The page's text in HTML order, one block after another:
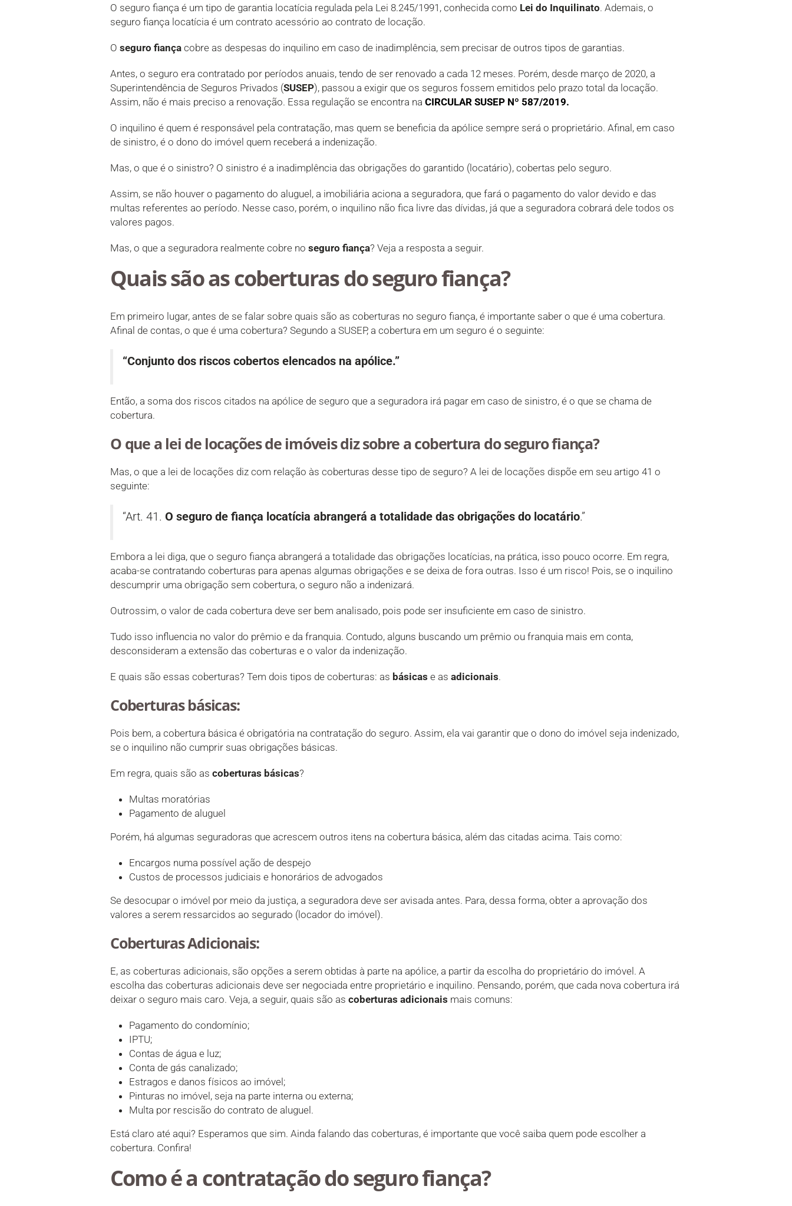
O seguro fiança é um tipo de garantia locatícia regulada pela Lei 8.245/1991, conhecida como Lei do Inquilinato. Ademais, o
seguro fiança locatícia é um contrato acessório ao contrato de locação.
O seguro fiança cobre as despesas do inquilino em caso de inadimplência, sem precisar de outros tipos de garantias.
Antes, o seguro era contratado por períodos anuais, tendo de ser renovado a cada 12 meses. Porém, desde março de 2020, a
Superintendência de Seguros Privados (SUSEP), passou a exigir que os seguros fossem emitidos pelo prazo total da locação.
Assim, não é mais preciso a renovação. Essa regulação se encontra na CIRCULAR SUSEP Nº 587/2019.
O inquilino é quem é responsável pela contratação, mas quem se beneficia da apólice sempre será o proprietário. Afinal, em caso
de sinistro, é o dono do imóvel quem receberá a indenização.
Mas, o que é o sinistro? O sinistro é a inadimplência das obrigações do garantido (locatário), cobertas pelo seguro.
Assim, se não houver o pagamento do aluguel, a imobiliária aciona a seguradora, que fará o pagamento do valor devido e das
multas referentes ao período. Nesse caso, porém, o inquilino não fica livre das dívidas, já que a seguradora cobrará dele todos os
valores pagos.
Mas, o que a seguradora realmente cobre no seguro fiança? Veja a resposta a seguir.
Quais são as coberturas do seguro fiança?
Em primeiro lugar, antes de se falar sobre quais são as coberturas no seguro fiança, é importante saber o que é uma cobertura.
Afinal de contas, o que é uma cobertura? Segundo a SUSEP, a cobertura em um seguro é o seguinte:
“Conjunto dos riscos cobertos elencados na apólice.”
Então, a soma dos riscos citados na apólice de seguro que a seguradora irá pagar em caso de sinistro, é o que se chama de
cobertura.
O que a lei de locações de imóveis diz sobre a cobertura do seguro fiança?
Mas, o que a lei de locações diz com relação às coberturas desse tipo de seguro? A lei de locações dispõe em seu artigo 41 o
seguinte:
“Art. 41. O seguro de fiança locatícia abrangerá a totalidade das obrigações do locatário.”
Embora a lei diga, que o seguro fiança abrangerá a totalidade das obrigações locatícias, na prática, isso pouco ocorre. Em regra,
acaba-se contratando coberturas para apenas algumas obrigações e se deixa de fora outras. Isso é um risco! Pois, se o inquilino
descumprir uma obrigação sem cobertura, o seguro não a indenizará.
Outrossim, o valor de cada cobertura deve ser bem analisado, pois pode ser insuficiente em caso de sinistro.
Tudo isso influencia no valor do prêmio e da franquia. Contudo, alguns buscando um prêmio ou franquia mais em conta,
desconsideram a extensão das coberturas e o valor da indenização.
E quais são essas coberturas? Tem dois tipos de coberturas: as básicas e as adicionais.
Coberturas básicas:
Pois bem, a cobertura básica é obrigatória na contratação do seguro. Assim, ela vai garantir que o dono do imóvel seja indenizado,
se o inquilino não cumprir suas obrigações básicas.
Em regra, quais são as coberturas básicas?
Multas moratórias
Pagamento de aluguel
Porém, há algumas seguradoras que acrescem outros itens na cobertura básica, além das citadas acima. Tais como:
Encargos numa possível ação de despejo
Custos de processos judiciais e honorários de advogados
Se desocupar o imóvel por meio da justiça, a seguradora deve ser avisada antes. Para, dessa forma, obter a aprovação dos
valores a serem ressarcidos ao segurado (locador do imóvel).
Coberturas Adicionais:
E, as coberturas adicionais, são opções a serem obtidas à parte na apólice, a partir da escolha do proprietário do imóvel. A
escolha das coberturas adicionais deve ser negociada entre proprietário e inquilino. Pensando, porém, que cada nova cobertura irá
deixar o seguro mais caro. Veja, a seguir, quais são as coberturas adicionais mais comuns:
Pagamento do condomínio;
IPTU;
Contas de água e luz;
Conta de gás canalizado;
Estragos e danos físicos ao imóvel;
Pinturas no imóvel, seja na parte interna ou externa;
Multa por rescisão do contrato de aluguel.
Está claro até aqui? Esperamos que sim. Ainda falando das coberturas, é importante que você saiba quem pode escolher a
cobertura. Confira!
Como é a contratação do seguro fiança?